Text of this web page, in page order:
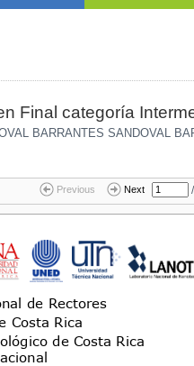
Final categoría
BARRANTES SANDOVAL
Previous Next /